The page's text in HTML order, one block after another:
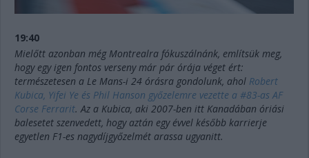
19:40
Mielőtt azonban még Montrealra fókuszálnánk, említsük meg,
hogy egy igen fontos verseny már pár órája véget ért:
természetesen a Le Mans-i 24 órásra gondolunk, ahol Robert
Kubica, Yifei Ye és Phil Hanson győzelemre vezette a #83-as AF
Corse Ferrarit. Az a Kubica, aki 2007-ben itt Kanadában óriási
balesetet szenvedett, hogy aztán egy évvel később karrierje
egyetlen F1-es nagydíjgyőzelmét arassa ugyanitt.